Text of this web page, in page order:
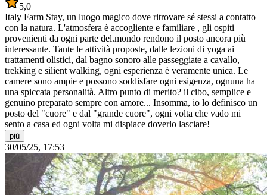
5,0
Italy Farm Stay, un luogo magico dove ritrovare sé stessi a contatto
con la natura. L'atmosfera è accogliente e familiare , gli ospiti
provenienti da ogni parte del.mondo rendono il posto ancora più
interessante. Tante le attività proposte, dalle lezioni di yoga ai
trattamenti olistici, dal bagno sonoro alle passeggiate a cavallo,
trekking e silient walking, ogni esperienza è veramente unica. Le
camere sono ampie e possono soddisfare ogni esigenza, ognuna ha
una spiccata personalità. Altro punto di merito? il cibo, semplice e
genuino preparato sempre con amore... Insomma, io lo definisco un
posto del "cuore" e dal "grande cuore", ogni volta che vado mi
sento a casa ed ogni volta mi dispiace doverlo lasciare!
più
30/05/25, 17:53